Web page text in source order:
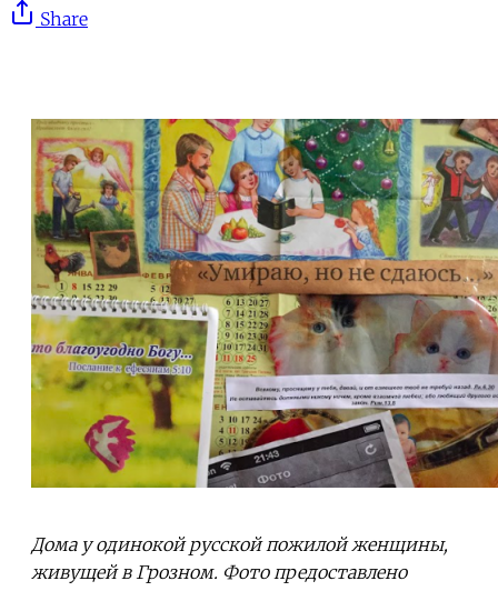
Share
Дома у одинокой русской пожилой женщины,
живущей в Грозном. Фото предоставлено